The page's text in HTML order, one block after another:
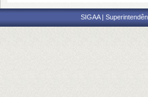
SIGAA |